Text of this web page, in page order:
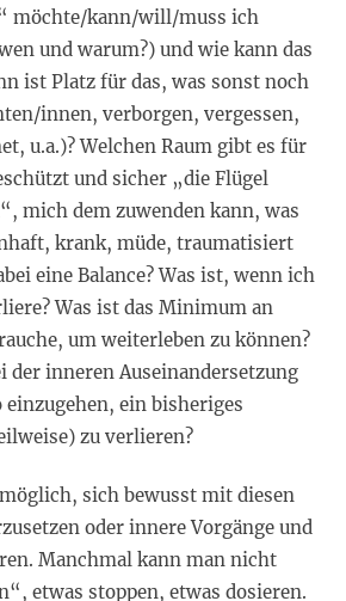
möchte/kann/will/muss ich
und warum?) und wie kann das
ist Platz für das, was sonst noch
innen, verborgen, vergessen,
u.a.)? Welchen Raum gibt es für
und sicher „die Flügel
mich dem zuwenden kann, was
krank, müde, traumatisiert
eine Balance? Was ist, wenn ich
Was ist das Minimum an
um weiterleben zu können?
der inneren Auseinandersetzung
ein bisheriges
zu verlieren?
sich bewusst mit diesen
oder innere Vorgänge und
Manchmal kann man nicht
etwas stoppen, etwas dosieren.